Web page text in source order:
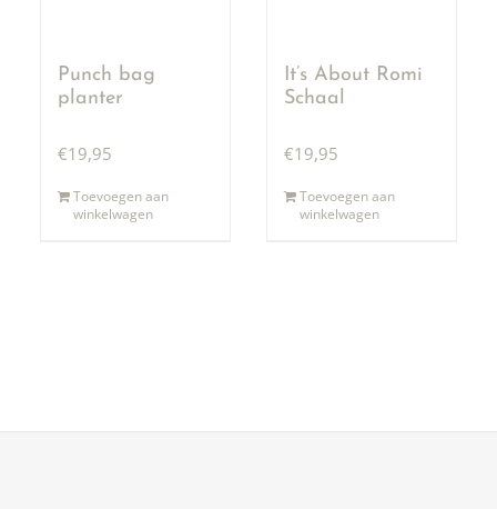
Punch bag
planter
€19,95
Toevoegen aan
winkelwagen
It’s About Romi
Schaal
€19,95
Toevoegen aan
winkelwagen